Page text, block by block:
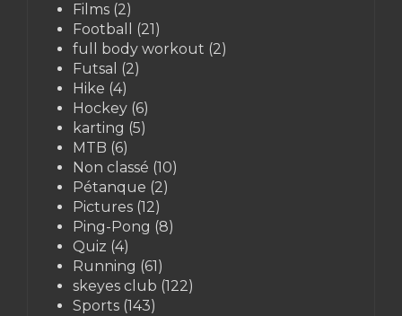
Films (2)
Football
(21)
full body workout (2)
Futsal (2)
Hike (4)
Hockey (6)
karting (5)
MTB (6)
Non classé (10)
Pétanque (2)
Pictures (12)
Ping-Pong (8)
Quiz (4)
Running (61)
skeyes club (122)
Sports (143)